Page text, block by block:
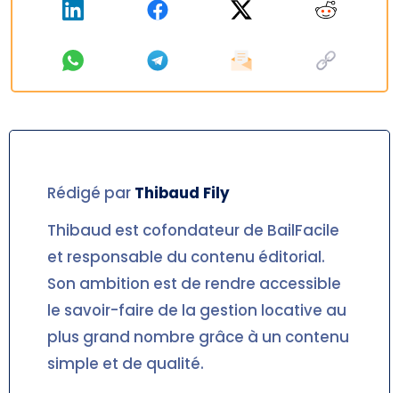
Rédigé par Thibaud Fily
Thibaud est cofondateur de BailFacile
et responsable du contenu éditorial.
Son ambition est de rendre accessible
le savoir-faire de la gestion locative au
plus grand nombre grâce à un contenu
simple et de qualité.